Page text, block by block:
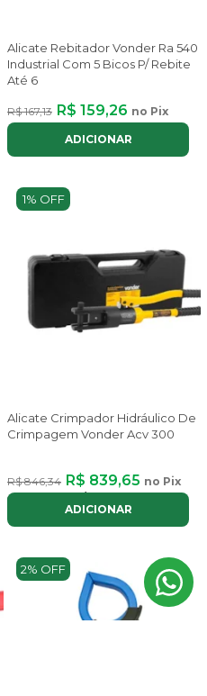
Alicate Rebitador Vonder Ra 540
Industrial Com 5 Bicos P/ Rebite
Até 6
R$ 167,13 R$ 159,26 no Pix
ADICIONAR
1% OFF
Alicate Crimpador Hidráulico De
Crimpagem Vonder Acv 300
R$ 846,34 R$ 839,65 no Pix
ou até8xdeR$ 126,14com juros
ADICIONAR
2% OFF